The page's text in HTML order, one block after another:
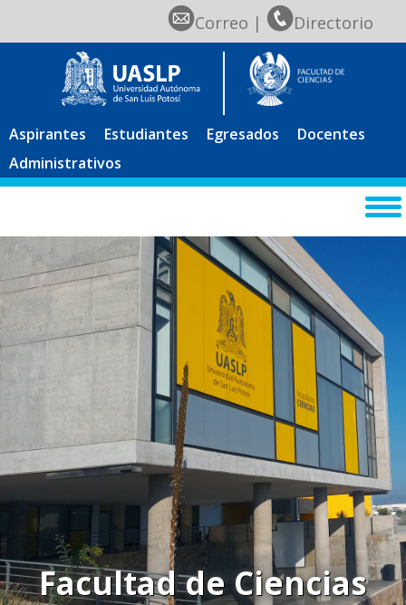
Correo | Directorio
Aspirantes Estudiantes Egresados
Docentes
Administrativos
Facultad de Ciencias